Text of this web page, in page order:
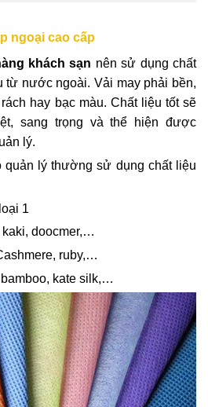
ngoại cao cấp
khách sạn nên sử dụng chất
từ nước ngoài. Vải may phải bền,
hay bạc màu. Chất liệu tốt sẽ
sang trọng và thể hiện được
lý.
quản lý thường sử dụng chất liệu
1
kaki, doocmer,…
ruby,…
bamboo, kate silk,…